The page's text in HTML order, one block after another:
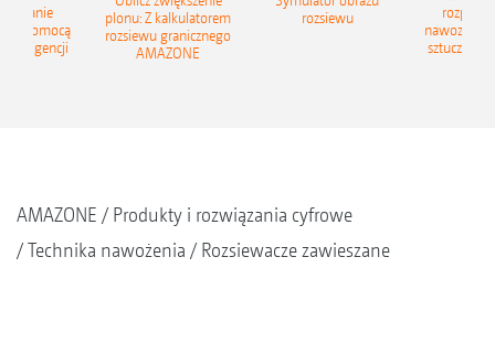
za pomocą
inteligencji
plonu: Z kalkulatorem
rozsiewu granicznego
AMAZONE
rozsiewu
nawozów
sztucznej
AMAZONE
Produkty i rozwiązania cyfrowe
Technika nawożenia
Rozsiewacze zawieszane